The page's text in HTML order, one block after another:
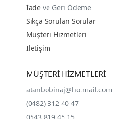
İade ve Geri Ödeme
Sıkça Sorulan Sorular
Müşteri Hizmetleri
İletişim
MÜŞTERİ HİZMETLERİ
atanbobinaj@hotmail.com
(0482) 312 40 47
0543 819 45 15